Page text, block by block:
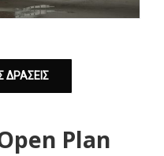
ΔΡΑΣΕΙΣ
Plan